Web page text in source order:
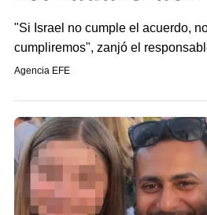
"Si Israel no cumple el acuerdo,
cumpliremos", zanjó el
Agencia EFE